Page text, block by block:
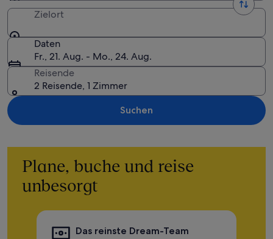
Zielort
Daten
Fr., 21. Aug. - Mo., 24. Aug.
Reisende
2 Reisende, 1 Zimmer
Suchen
Plane, buche und reise
unbesorgt
Das reinste Dream-Team